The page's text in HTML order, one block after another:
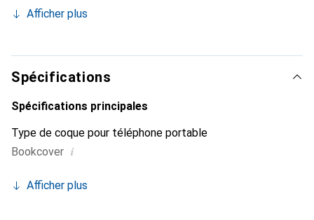
Elle devient l'accessoire chic et indispensable pour votre
produits de haute qualité, la marque Noreve est un choix
fiable pour une clientèle exigeante.
Afficher plus
Spécifications
Spécifications principales
Type de coque pour téléphone portable
Bookcover i
Afficher plus